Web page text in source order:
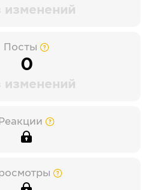
изменений
Посты
0
изменений
Реакции